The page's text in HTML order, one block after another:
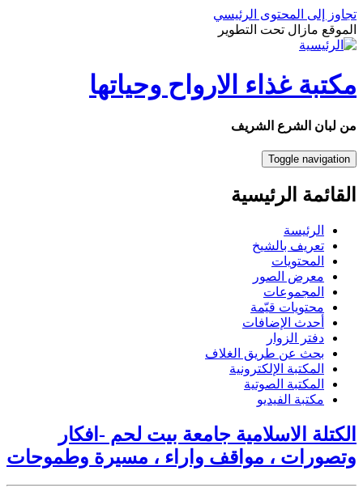
إلى المحتوى الرئيسي
مازال تحت التطوير
غذاء الارواح وحياتها
لبان الشرع الشريف
Toggle navigation
الرئيسية
الرئيسة
تعريف بالشيخ
المحتويات
معرض الصور
المجموعات
محتويات قيّمة
أحدث الإضافات
دفتر الزوار
بحث عن طريق الغلاف
المكتبة الإلكترونية
المكتبة الصوتية
مكتبة الفيديو
الاسلامية جامعة بيت لحم -افكار
، مواقف واراء ، مسيرة وطموحات